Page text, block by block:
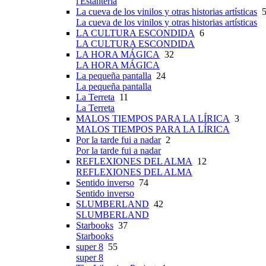
La cueva de los vinilos y otras historias artísticas
La cueva de los vinilos y otras historias artísticas
LA CULTURA ESCONDIDA 6
LA CULTURA ESCONDIDA
LA HORA MÁGICA 32
LA HORA MÁGICA
La pequeña pantalla 24
La pequeña pantalla
La Terreta 11
La Terreta
MALOS TIEMPOS PARA LA LÍRICA 3
MALOS TIEMPOS PARA LA LÍRICA
Por la tarde fui a nadar2
Por la tarde fui a nadar
REFLEXIONES DEL ALMA
12
REFLEXIONES DEL ALMA
Sentido inverso 74
Sentido inverso
SLUMBERLAND 42
SLUMBERLAND
Starbooks 37
Starbooks
super 8 55
super 8